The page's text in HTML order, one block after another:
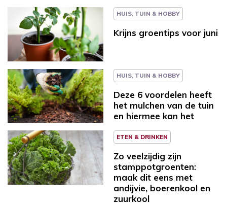
HUIS, TUIN & HOBBY
Krijns groentips voor juni
HUIS, TUIN & HOBBY
Deze 6 voordelen heeft
het mulchen van de tuin
en hiermee kan het
ETEN & DRINKEN
Zo veelzijdig zijn
stamppotgroenten:
maak dit eens met
andijvie, boerenkool en
zuurkool